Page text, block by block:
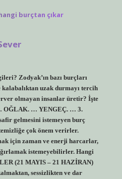
burçtan çıkar
Zodyak’ın bazı burçları
kalabalıktan uzak durmayı tercih
olmayan insanlar üretir? İşte
OĞLAK. … YENGEÇ. … 3.
gelmesini istemeyen burç
çok önem verirler.
için zaman ve enerji harcarlar,
istemeyebilirler. Hangi
(21 MAYIS – 21 HAZİRAN)
sessizlikten ve dar